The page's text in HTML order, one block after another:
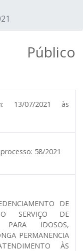
Público
13/07/2021 às
58/2021
DE
SERVIÇO DE
PARA IDOSOS,
PERMANENCIA
ÀS